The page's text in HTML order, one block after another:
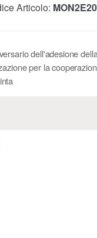
Articolo:
dell'adesione
per la